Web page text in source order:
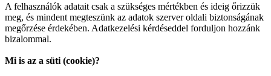
A felhasználók adatait csak a szükséges mértékben és ideig őrizzük
meg, és mindent megteszünk az adatok szerver oldali biztonságának
megőrzése érdekében. Adatkezelési kérdéseddel forduljon hozzánk
bizalommal.
Mi is az a süti (cookie)?